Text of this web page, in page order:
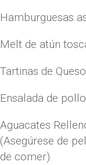
Hamburguesas
Melt de atún
Tartinas de
Ensalada de
Aguacates
(Asegúrese de
de comer).